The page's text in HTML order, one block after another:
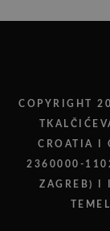
COPYRIGHT
CROATIA I
2360000-
ZAGREB) I